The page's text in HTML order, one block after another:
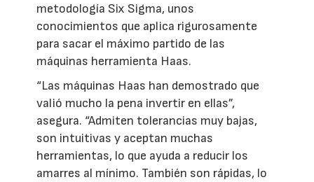
metodología Six Sigma, unos
conocimientos que aplica rigurosamente
para sacar el máximo partido de las
máquinas herramienta Haas.
“Las máquinas Haas han demostrado que
valió mucho la pena invertir en ellas”,
asegura. “Admiten tolerancias muy bajas,
son intuitivas y aceptan muchas
herramientas, lo que ayuda a reducir los
amarres al mínimo. También son rápidas, lo